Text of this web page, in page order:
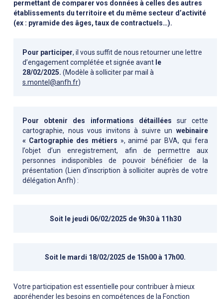
permettant de comparer vos données à celles des autres
établissements du territoire et du même secteur d’activité
(ex : pyramide des âges, taux de contractuels…).
Pour participer, il vous suffit de nous retourner une lettre
d’engagement complétée et signée avant le
28/02/2025. (Modèle à solliciter par mail à
s.montel@anfh.fr)
Pour obtenir des informations détaillées sur cette
cartographie, nous vous invitons à suivre un webinaire
« Cartographie des métiers », animé par BVA, qui fera
l’objet d’un enregistrement, afin de permettre aux
personnes indisponibles de pouvoir bénéficier de la
présentation (Lien d'inscription à solliciter auprès de votre
délégation Anfh) :
Soit le jeudi 06/02/2025 de 9h30 à 11h30
Soit le mardi 18/02/2025 de 15h00 à 17h00.
Votre participation est essentielle pour contribuer à mieux
appréhender les besoins en compétences de la Fonction